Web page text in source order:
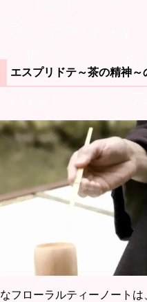
エスプリドテ～茶の精神～
なフローラルティーノート